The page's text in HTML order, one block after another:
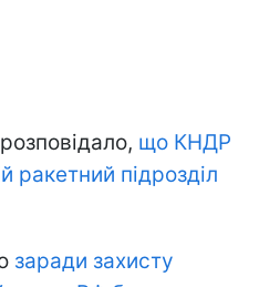
що КНДР
ракетний підрозділ
заради захисту